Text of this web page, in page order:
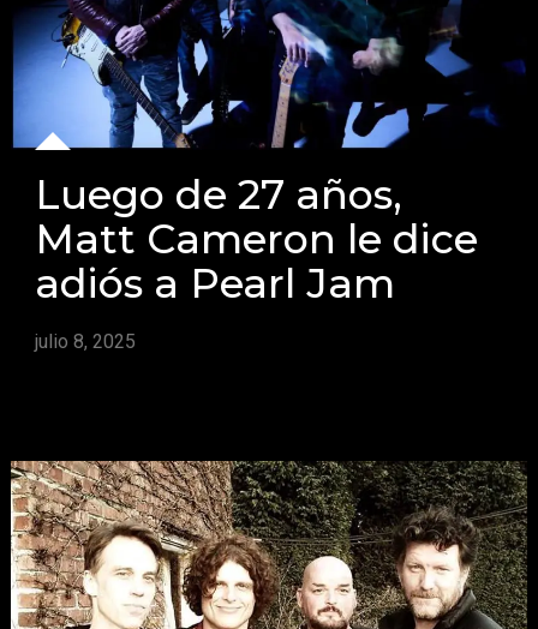
Luego de 27 años,
Matt Cameron le dice
adiós a Pearl Jam
julio 8, 2025